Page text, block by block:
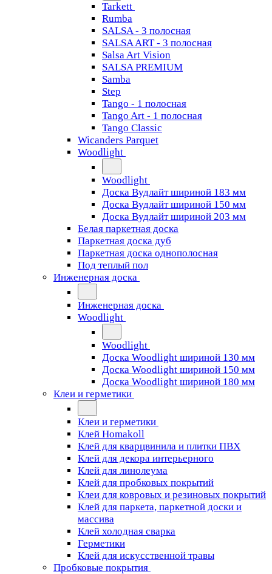
Tarkett
Rumba
SALSA - 3 полосная
SALSA ART - 3 полосная
Salsa Art Vision
SALSA PREMIUM
Samba
Step
Tango - 1 полосная
Tango Art - 1 полосная
Tango Classiс
Wicanders Parquet
Woodlight
Woodlight
Доска Вудлайт шириной 183 мм
Доска Вудлайт шириной 150 мм
Доска Вудлайт шириной 203 мм
Белая паркетная доска
Паркетная доска дуб
Паркетная доска однополосная
Под теплый пол
Инженерная доска
Инженерная доска
Woodlight
Woodlight
Доска Woodlight шириной 130 мм
Доска Woodlight шириной 150 мм
Доска Woodlight шириной 180 мм
Клеи и герметики
Клеи и герметики
Клей Homakoll
Клей для кварцвинила и плитки ПВХ
Клей для декора интерьерного
Клей для линолеума
Клей для пробковых покрытий
Клеи для ковровых и резиновых покрытий
Клей для паркета, паркетной доски и
массива
Клей холодная сварка
Герметики
Клей для искусственной травы
Пробковые покрытия